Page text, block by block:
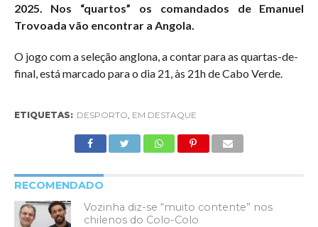
2025. Nos “quartos” os comandados de Emanuel
Trovoada vão encontrar a Angola.
O jogo com a seleção anglona, a contar para as quartas-de-
final, está marcado para o dia 21, às 21h de Cabo Verde.
ETIQUETAS: DESPORTO EM DESTAQUE
RECOMENDADO
Vozinha diz-se “muito contente” nos
chilenos do Colo-Colo